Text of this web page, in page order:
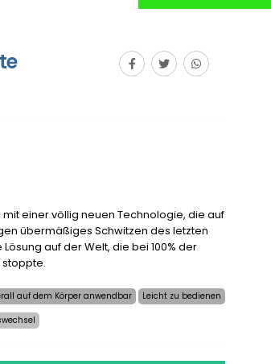
einer völlig neuen Technologie, die auf
übermäßiges Schwitzen des letzten
auf der Welt, die bei 100% der
stoppte.
auf dem Körper anwendbar
Leicht zu bedienen